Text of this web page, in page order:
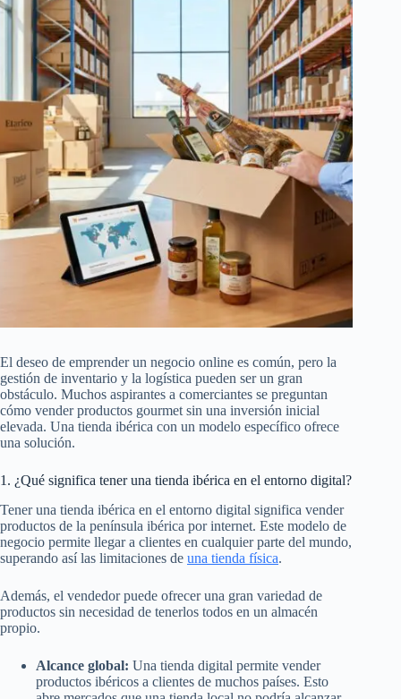
El deseo de emprender un negocio online es común, pero la
gestión de inventario y la logística pueden ser un gran
obstáculo. Muchos aspirantes a comerciantes se preguntan
cómo vender productos gourmet sin una inversión inicial
elevada. Una tienda ibérica con un modelo específico ofrece
una solución.
1. ¿Qué significa tener una tienda ibérica en el entorno digital?
Tener una tienda ibérica en el entorno digital significa vender
productos de la península ibérica por internet. Este modelo de
negocio permite llegar a clientes en cualquier parte del mundo,
superando así las limitaciones de una tienda física.
Además, el vendedor puede ofrecer una gran variedad de
productos sin necesidad de tenerlos todos en un almacén
propio.
Alcance global: Una tienda digital permite vender
productos ibéricos a clientes de muchos países. Esto